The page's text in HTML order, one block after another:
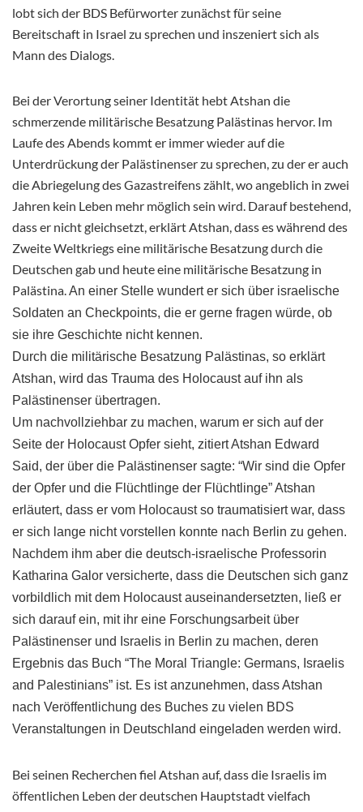
lobt sich der BDS Befürworter zunächst für seine
Bereitschaft in Israel zu sprechen und inszeniert sich als
Mann des Dialogs.
Bei der Verortung seiner Identität hebt Atshan die
schmerzende militärische Besatzung Palästinas hervor. Im
Laufe des Abends kommt er immer wieder auf die
Unterdrückung der Palästinenser zu sprechen, zu der er auch
die Abriegelung des Gazastreifens zählt, wo angeblich in zwei
Jahren kein Leben mehr möglich sein wird. Darauf bestehend,
dass er nicht gleichsetzt, erklärt Atshan, dass es während des
Zweite Weltkriegs eine militärische Besatzung durch die
Deutschen gab und heute eine militärische Besatzung in
Palästina.An einer Stelle wundert er sich über israelische
Soldaten an Checkpoints, die er gerne fragen würde, ob
sie ihre Geschichte nicht kennen.
Durch die militärische Besatzung Palästinas, so erklärt
Atshan, wird das Trauma des Holocaust auf ihn als
Palästinenser übertragen.
Um nachvollziehbar zu machen, warum er sich auf der
Seite der Holocaust Opfer sieht, zitiert Atshan Edward
Said, der über die Palästinenser sagte: “Wir sind die Opfer
der Opfer und die Flüchtlinge der Flüchtlinge” Atshan
erläutert, dass er vom Holocaust so traumatisiert war, dass
er sich lange nicht vorstellen konnte nach Berlin zu gehen.
Nachdem ihm aber die deutsch-israelische Professorin
Katharina Galor versicherte, dass die Deutschen sich ganz
vorbildlich mit dem Holocaust auseinandersetzten, ließ er
sich darauf ein, mit ihr eine Forschungsarbeit über
Palästinenser und Israelis in Berlin zu machen, deren
Ergebnis das Buch “The Moral Triangle: Germans, Israelis
and Palestinians” ist. Es ist anzunehmen, dass Atshan
nach Veröffentlichung des Buches zu vielen BDS
Veranstaltungen in Deutschland eingeladen werden wird.
Bei seinen Recherchen fiel Atshan auf, dass die Israelis im
öffentlichen Leben der deutschen Hauptstadt vielfach